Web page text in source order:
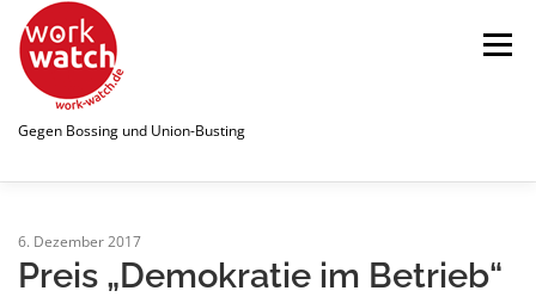
Inhalt
springen
Gegen Bossing und Union-Busting
Menü
6. Dezember 2017
Preis „Demokratie im Betrieb“